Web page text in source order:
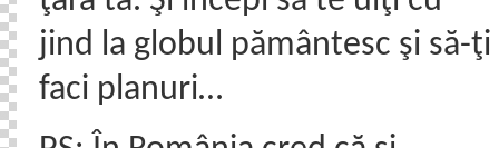
jind la globul pământesc şi să-ţi
faci planuri…